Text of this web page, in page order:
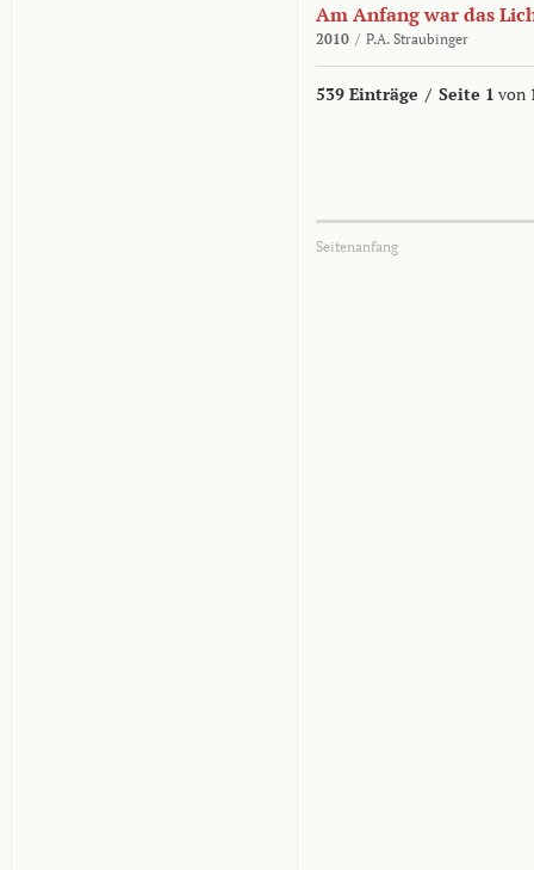
Am Anfang war das
2010 / P.A. Straubinger
539 Einträge / Seite 1 von
Seitenanfang